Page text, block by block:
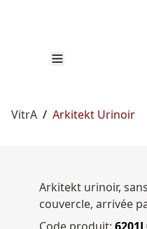
VitrA / Arkitekt Urinoir
Arkitekt urinoir,
couvercle, arrivée